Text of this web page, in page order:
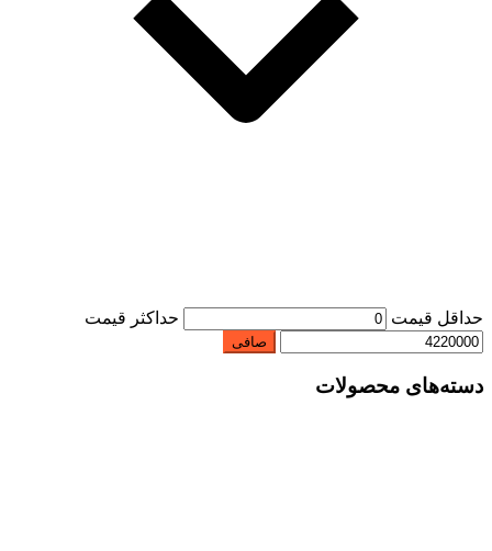
حداقل قیمت حداكثر قيمت
صافی
دسته‌های محصولات